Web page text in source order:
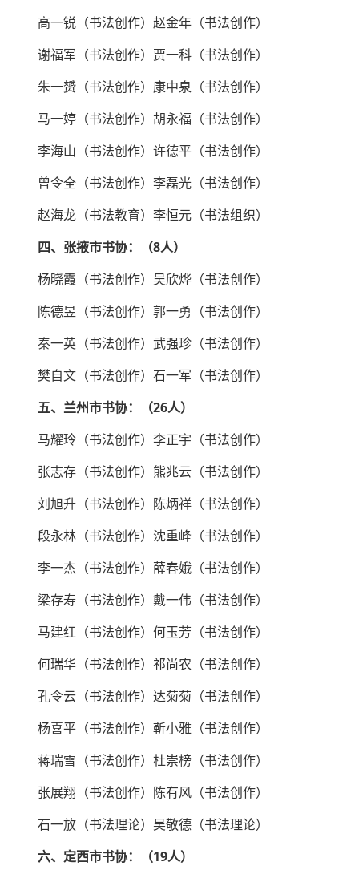
高一锐（书法创作）赵金年（书法创作）
谢福军（书法创作）贾一科（书法创作）
朱一赟（书法创作）康中泉（书法创作）
马一婷（书法创作）胡永福（书法创作）
李海山（书法创作）许德平（书法创作）
曾令全（书法创作）李磊光（书法创作）
赵海龙（书法教育）李恒元（书法组织）
四、张掖市书协：（8人）
杨晓霞（书法创作）吴欣烨（书法创作）
陈德昱（书法创作）郭一勇（书法创作）
秦一英（书法创作）武强珍（书法创作）
樊自文（书法创作）石一军（书法创作）
五、兰州市书协：（26人）
马耀玲（书法创作）李正宇（书法创作）
张志存（书法创作）熊兆云（书法创作）
刘旭升（书法创作）陈炳祥（书法创作）
段永林（书法创作）沈重峰（书法创作）
李一杰（书法创作）薛春娥（书法创作）
梁存寿（书法创作）戴一伟（书法创作）
马建红（书法创作）何玉芳（书法创作）
何瑞华（书法创作）祁尚农（书法创作）
孔令云（书法创作）达菊菊（书法创作）
杨喜平（书法创作）靳小雅（书法创作）
蒋瑞雪（书法创作）杜崇榜（书法创作）
张展翔（书法创作）陈有风（书法创作）
石一放（书法理论）吴敬德（书法理论）
六、定西市书协：（19人）